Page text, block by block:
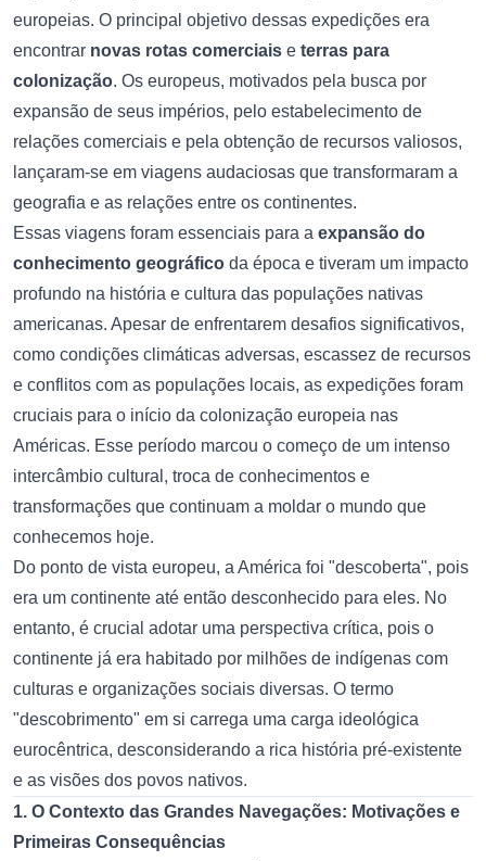
europeias. O principal objetivo dessas expedições era
encontrar novas rotas comerciais e terras para
colonização. Os europeus, motivados pela busca por
expansão de seus impérios, pelo estabelecimento de
relações comerciais e pela obtenção de recursos valiosos,
lançaram-se em viagens audaciosas que transformaram a
geografia e as relações entre os continentes.
Essas viagens foram essenciais para a expansão do
conhecimento geográfico da época e tiveram um impacto
profundo na história e cultura das populações nativas
americanas. Apesar de enfrentarem desafios significativos,
como condições climáticas adversas, escassez de recursos
e conflitos com as populações locais, as expedições foram
cruciais para o início da colonização europeia nas
Américas. Esse período marcou o começo de um intenso
intercâmbio cultural, troca de conhecimentos e
transformações que continuam a moldar o mundo que
conhecemos hoje.
Do ponto de vista europeu, a América foi "descoberta", pois
era um continente até então desconhecido para eles. No
entanto, é crucial adotar uma perspectiva crítica, pois o
continente já era habitado por milhões de indígenas com
culturas e organizações sociais diversas. O termo
"descobrimento" em si carrega uma carga ideológica
eurocêntrica, desconsiderando a rica história pré-existente
e as visões dos povos nativos.
1. O Contexto das Grandes Navegações: Motivações e
Primeiras Consequências